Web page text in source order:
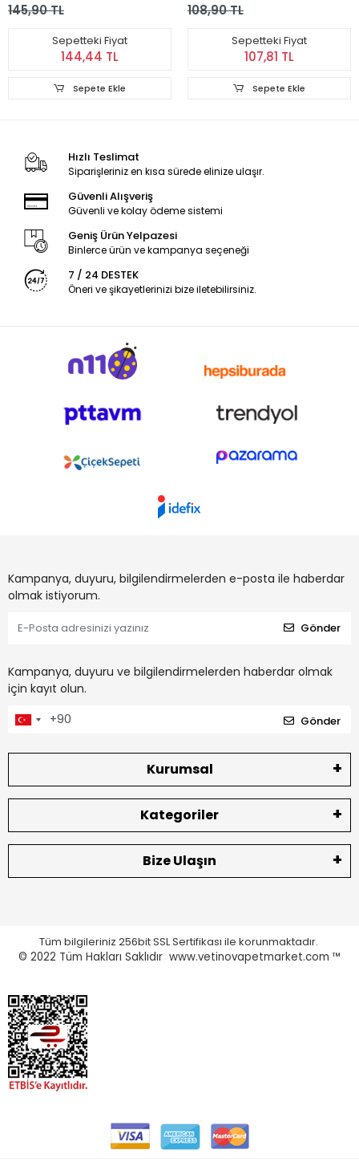
145,90 TL
Sepetteki Fiyat
144,44 TL
Sepete Ekle
108,90 TL
Sepetteki Fiyat
107,81 TL
Sepete Ekle
Hızlı Teslimat
Siparişleriniz en kısa sürede elinize ulaşır.
Güvenli Alışveriş
Güvenli ve kolay ödeme sistemi
Geniş Ürün Yelpazesi
Binlerce ürün ve kampanya seçeneği
7 / 24 DESTEK
Öneri ve şikayetlerinizi bize iletebilirsiniz.
Kampanya, duyuru, bilgilendirmelerden e-posta ile haberdar
olmak istiyorum.
Gönder
Kampanya, duyuru ve bilgilendirmelerden haberdar olmak
için kayıt olun.
Gönder
Kurumsal
Kategoriler
Bize Ulaşın
Tüm bilgileriniz 256bit SSL Sertifikası ile korunmaktadır.
© 2022 Tüm Hakları Saklıdır www.vetinovapetmarket.com ™